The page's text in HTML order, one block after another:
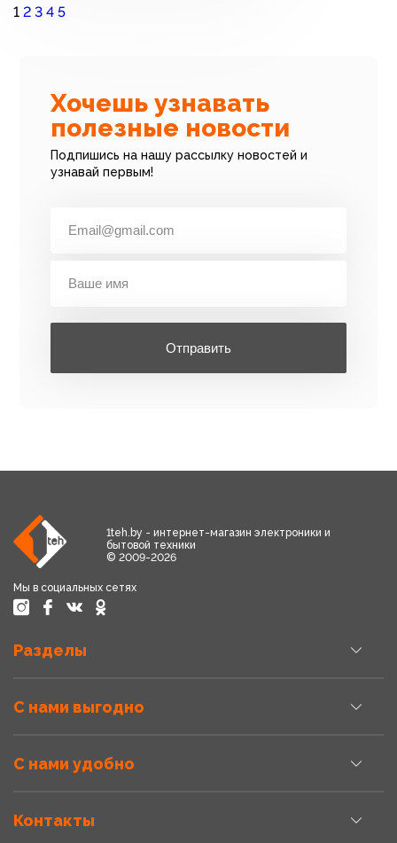
1 2 3 4 5
Хочешь узнавать
полезные новости
Подпишись на нашу рассылку новостей и
узнавай первым!
Отправить
1teh.by - интернет-магазин электроники и
бытовой техники
© 2009-2026
Мы в социальных сетях
Разделы
С нами выгодно
С нами удобно
Контакты